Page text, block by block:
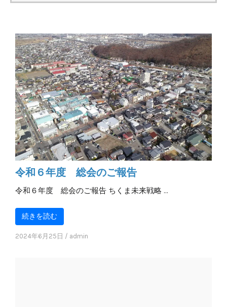
令和６年度 総会のご報告
令和６年度 総会のご報告 ちくま未来戦略 …
続きを読む
2024年6月25日 / admin